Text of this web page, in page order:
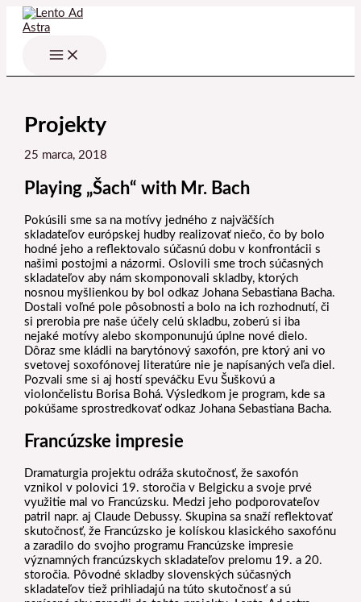
Preskočiť
Projekty
25 marca, 2018
Playing „Šach“ with Mr. Bach
Pokúsili sme sa na motívy jedného z najväčších
skladateľov európskej hudby realizovať niečo, čo by bolo
hodné jeho a reflektovalo súčasnú dobu v konfrontácii s
našimi postojmi a názormi. Oslovili sme troch súčasných
skladateľov aby nám skomponovali skladby, ktorých
nosnou myšlienkou by bol odkaz Johana Sebastiana Bacha.
Dostali voľné pole pôsobnosti a bolo na ich rozhodnutí, či
si prerobia pre naše účely celú skladbu, zoberú si iba
nejaké motívy alebo skomponunujú úplne nové dielo.
Dôraz sme kládli na barytónový saxofón, pre ktorý ani vo
svetovej soxofónovej literatúre nie je napísaných veľa diel.
Pozvali sme si aj hostí speváčku Evu Šuškovú a
violončelistu Borisa Bohá. Výsledkom je program, kde sa
pokúšame sprostredkovať odkaz Johana Sebastiana Bacha.
Francúzske impresie
Dramaturgia projektu odráža skutočnosť, že saxofón
vznikol v polovici 19. storočia v Belgicku a svoje prvé
využitie mal vo Francúzsku. Medzi jeho podporovateľov
patril napr. aj Claude Debussy. Skupina sa snaží reflektovať
skutočnosť, že Francúzsko je kolískou klasického saxofónu
a zaradilo do svojho programu Francúzske impresie
významných francúzskych skladateľov prelomu 19. a 20.
storočia. Pôvodné skladby slovenských súčasných
skladateľov tiež prihliadajú na túto skutočnosť a sú